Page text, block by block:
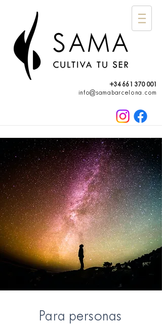
+34 661 370 001
info@samabarcelona.com
Para personas